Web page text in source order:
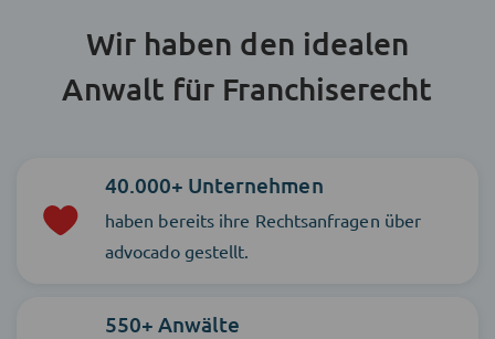
Wir haben den idealen
Anwalt für Franchiserecht
40.000+ Unternehmen
haben bereits ihre Rechtsanfragen über
advocado gestellt.
550+ Anwälte